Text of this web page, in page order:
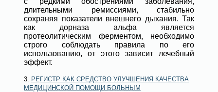
длительными ремиссиями, стабильно
сохраняя показатели внешнего дыхания. Так
как дорназа альфа является
протеолитическим ферментом, необходимо
строго соблюдать правила по его
использованию, от этого зависит лечебный
эффект.
3. РЕГИСТР КАК СРЕДСТВО УЛУЧШЕНИЯ КАЧЕСТВА
МЕДИЦИНСКОЙ ПОМОЩИ БОЛЬНЫМ